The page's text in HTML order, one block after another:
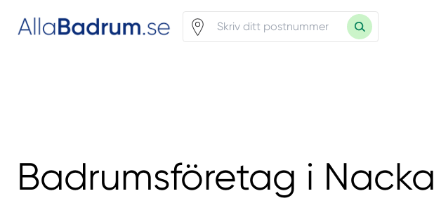
Badrumsföretag i Nacka